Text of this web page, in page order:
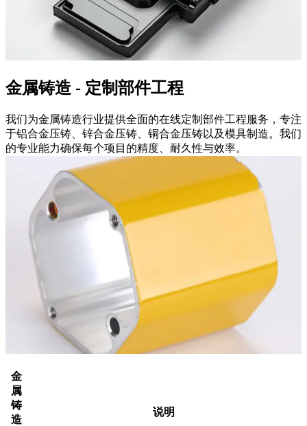
金属铸造 - 定制部件工程
我们为金属铸造行业提供全面的在线定制部件工程服务，专注
于铝合金压铸、锌合金压铸、铜合金压铸以及模具制造。我们
的专业能力确保每个项目的精度、耐久性与效率。
金
属
铸
造
说明